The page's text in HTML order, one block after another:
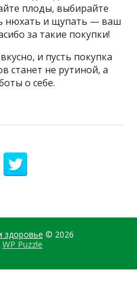
плоды, выбирайте
нюхать и щупать — ваш
за такие покупки!
и пусть покупка
станет не рутиной, а
о себе.
здоровье © 2026
WP Puzzle